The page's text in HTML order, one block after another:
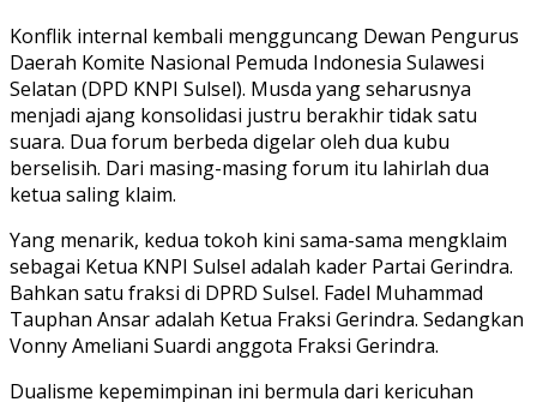
Konflik internal kembali mengguncang Dewan Pengurus
Daerah Komite Nasional Pemuda Indonesia Sulawesi
Selatan (DPD KNPI Sulsel). Musda yang seharusnya
menjadi ajang konsolidasi justru berakhir tidak satu
suara. Dua forum berbeda digelar oleh dua kubu
berselisih. Dari masing-masing forum itu lahirlah dua
ketua saling klaim.
Yang menarik, kedua tokoh kini sama-sama mengklaim
sebagai Ketua KNPI Sulsel adalah kader Partai Gerindra.
Bahkan satu fraksi di DPRD Sulsel. Fadel Muhammad
Tauphan Ansar adalah Ketua Fraksi Gerindra. Sedangkan
Vonny Ameliani Suardi anggota Fraksi Gerindra.
Dualisme kepemimpinan ini bermula dari kericuhan